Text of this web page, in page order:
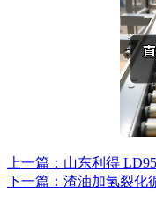
上一篇：山东利得
下一篇：渣油加氢裂化